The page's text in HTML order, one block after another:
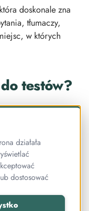
doskonale zna
tłumaczy,
w których
testów?
tam:
konta testowego,
działała
dostosować